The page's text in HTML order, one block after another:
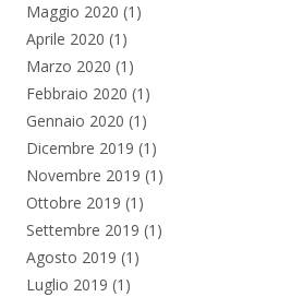
Maggio 2020 (1)
Aprile 2020 (1)
Marzo 2020 (1)
Febbraio 2020 (1)
Gennaio 2020 (1)
Dicembre 2019 (1)
Novembre 2019 (1)
Ottobre 2019 (1)
Settembre 2019 (1)
Agosto 2019 (1)
Luglio 2019 (1)